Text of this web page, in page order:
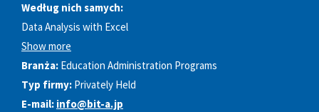
Według nich samych:
Data Analysis with Excel
Show more
Branża: Education Administration Programs
Typ firmy: Privately Held
E-mail: info@bit-a.jp